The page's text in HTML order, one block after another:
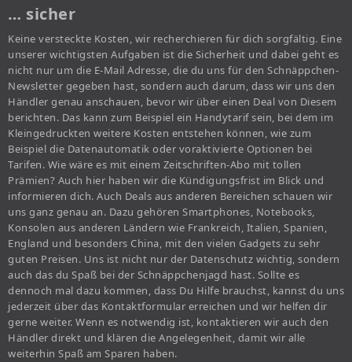
… sicher
Keine versteckte Kosten, wir recherchieren für dich sorgfältig. Eine
unserer wichtigsten Aufgaben ist die Sicherheit und dabei geht es
nicht nur um die E-Mail Adresse, die du uns für den Schnäppchen-
Newsletter gegeben hast, sondern auch darum, dass wir uns den
Händler genau anschauen, bevor wir über einen Deal von Diesem
berichten. Das kann zum Beispiel ein Handytarif sein, bei dem im
Kleingedruckten weitere Kosten entstehen können, wie zum
Beispiel die Datenautomatik oder voraktivierte Optionen bei
Tarifen. Wie wäre es mit einem Zeitschriften-Abo mit tollen
Prämien? Auch hier haben wir die Kündigungsfrist im Blick und
informieren dich. Auch Deals aus anderen Bereichen schauen wir
uns ganz genau an. Dazu gehören Smartphones, Notebooks,
Konsolen aus anderen Ländern wie Frankreich, Italien, Spanien,
England und besonders China, mit den vielen Gadgets zu sehr
guten Preisen. Uns ist nicht nur der Datenschutz wichtig, sondern
auch das du Spaß bei der Schnäppchenjagd hast. Sollte es
dennoch mal dazu kommen, dass Du Hilfe brauchst, kannst du uns
jederzeit über das Kontaktformular erreichen und wir helfen dir
gerne weiter. Wenn es notwendig ist, kontaktieren wir auch den
Händler direkt und klären die Angelegenheit, damit wir alle
weiterhin Spaß am Sparen haben.